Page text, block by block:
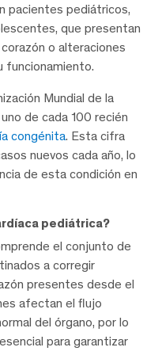
pacientes pediátricos,
que presentan
o alteraciones
funcionamiento.
Mundial de la
de cada 100 recién
congénita. Esta cifra
nuevos cada año, lo
de esta condición en
pediátrica?
el conjunto de
a corregir
presentes desde el
afectan el flujo
del órgano, por lo
para garantizar